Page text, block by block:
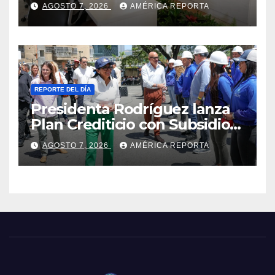
AGOSTO 7, 2026 AMÉRICA REPORTA
REPORTE DEL DÍA
Presidenta Rodríguez lanza
Plan Crediticio con Subsidio
Directo en encuentro con
Juntas de Condominio
AGOSTO 7, 2026 AMÉRICA REPORTA